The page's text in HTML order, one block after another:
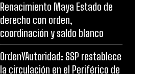
Renacimiento Maya Estado de
derecho con orden,
coordinación y saldo blanco
OrdenYAutoridad: SSP restablece
la circulación en el Periférico de